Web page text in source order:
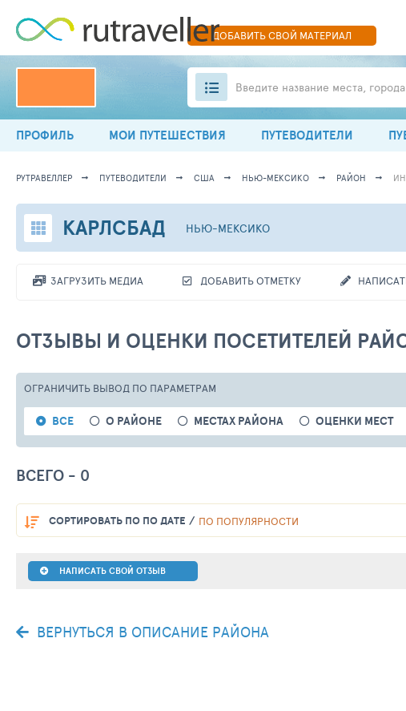
ДОБАВИТЬСВОЙ МАТЕРИАЛ
Введите название места,
ПРОФИЛЬ МОИ ПУТЕШЕСТВИЯ ПУТЕВОДИТЕЛИ
РУТРАВЕЛЛЕР ПУТЕВОДИТЕЛИ США НЬЮ-МЕКСИКО РАЙОН
КАРЛСБАД НЬЮ-МЕКСИКО
ЗАГРУЗИТЬ МЕДИА ДОБАВИТЬ ОТМЕТКУ
ОТЗЫВЫ И ОЦЕНКИ ПОСЕТИТЕЛЕЙ
ОГРАНИЧИТЬ ВЫВОД ПО ПАРАМЕТРАМ
ВСЕ О РАЙОНЕ МЕСТАХ РАЙОНА ОЦЕНКИ МЕСТ
ВСЕГО - 0
СОРТИРОВАТЬ ПО ПО ДАТЕ ПО ПОПУЛЯРНОСТИ
НАПИСАТЬ СВОЙ ОТЗЫВ
ВЕРНУТЬСЯ В ОПИСАНИЕ РАЙОНА